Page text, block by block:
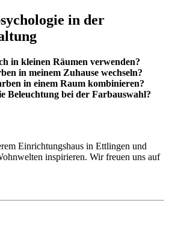
in der
in kleinen Räumen verwenden?
in meinem Zuhause wechseln?
in einem Raum kombinieren?
Beleuchtung bei der Farbauswahl?
Einrichtungshaus in Ettlingen und
inspirieren. Wir freuen uns auf